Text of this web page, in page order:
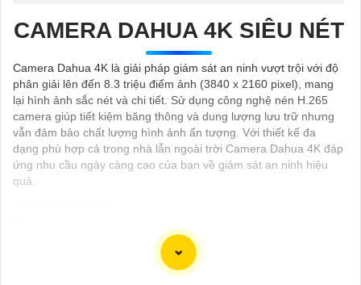
CAMERA DAHUA 4K SIÊU NÉT
Camera Dahua 4K là giải pháp giám sát an ninh vượt trội với độ
phân giải lên đến 8.3 triệu điểm ảnh (3840 x 2160 pixel), mang
lại hình ảnh sắc nét và chi tiết. Sử dụng công nghệ nén H.265
camera giúp tiết kiệm băng thông và dung lượng lưu trữ nhưng
vẫn đảm bảo chất lượng hình ảnh ấn tượng. Với thiết kế đa
dạng phù hợp cả trong nhà lẫn ngoài trời Camera Dahua 4K đáp
ứng nhu cầu ngày càng cao của bạn về giám sát an ninh hiệu
quả.
Dưới đây là 130 từ giới thiệu cho Camera 4K Siêu Sắc Nét:
"Camera 4K Siêu Sắc Nét là sự lựa chọn hoàn hảo cho việc